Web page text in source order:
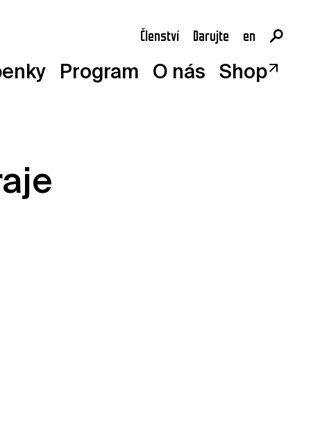
Členství Darujte
cs
en
Program O nás Shop